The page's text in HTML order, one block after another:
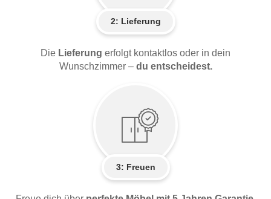
2: Lieferung
Die Lieferung erfolgt kontaktlos oder in dein
Wunschzimmer – du entscheidest.
3: Freuen